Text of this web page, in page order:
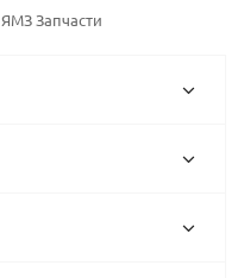
ЯМЗ Запчасти